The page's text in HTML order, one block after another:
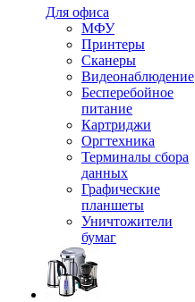
Для офиса
МФУ
Принтеры
Сканеры
Видеонаблюдение
Бесперебойное
питание
Картриджи
Оргтехника
Терминалы сбора
данных
Графические
планшеты
Уничтожители
бумаг